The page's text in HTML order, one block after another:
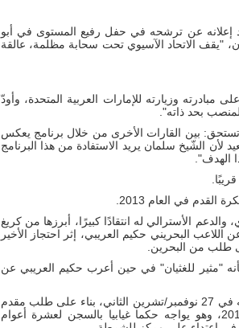
إعلانه عن ترشحه في حفل رفيع المستوى في أبو
الاتحاد الآسيوي تحت سحابة مظلمة، عالقة
وزيارته للإمارات العربية المتحدة، وأودّ
بحد ذاته".
بين القارات الأخرى من خلال برنامج يعكس
لأن الشّيخ سلمان يريد الاستفادة من هذا البرنامج
الهدف".
في العام 2013.
الأسترالي له انتقادًا كبيرًا، أبرزها من كريغ
اللاعب البحريني حكيم العريبي، إثر احتجاز الأخير
طلب من البحرين.
"مثير للغثيان" في حين أعرب حكيم العريبي عن
وأوقفت تايلاند العريبي بعد وصوله الى بانكوك لتمضية إجازة مع زوجته في 27 نوفمبر/تشرين الثاني، بناء على طلب مقدم
من البحرين. وغادر العريبي (25 عاما) الى أستراليا في مايو/أيار 2015، وهو يواجه حكما غيابيا بالسجن لعشرة أعوام